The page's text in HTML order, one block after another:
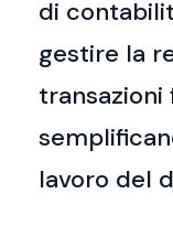
di
gestire la
transazioni
lavoro del